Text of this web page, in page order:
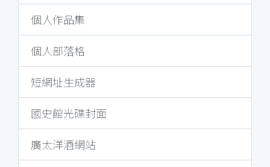
個人作品集
個人部落格
短網址生成器
國史館光碟封面
廣太洋酒網站